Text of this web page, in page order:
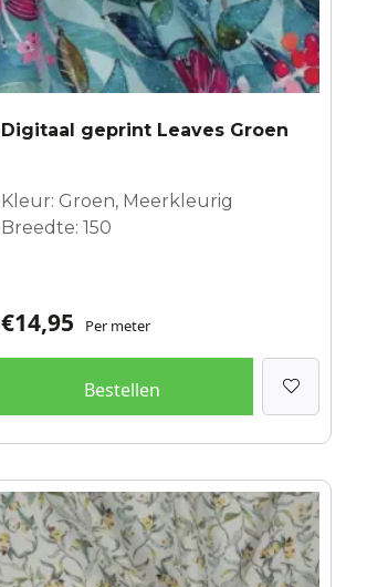
Digitaal geprint Leaves Groen
Kleur: Groen, Meerkleurig
Breedte: 150
€14,95 Per meter
Bestellen